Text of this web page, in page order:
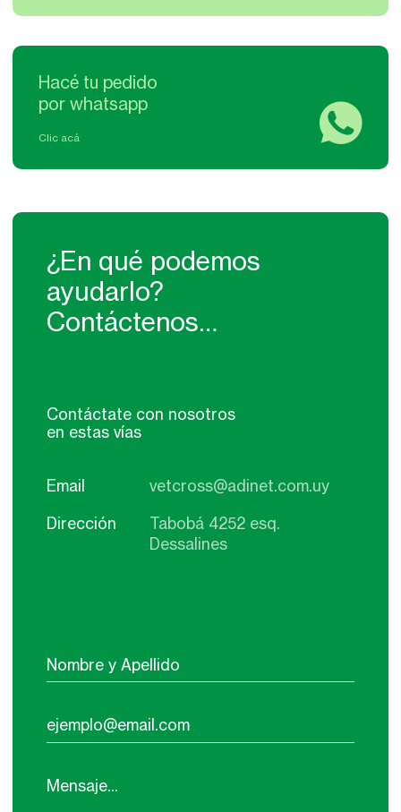
Hacé tu pedido
por whatsapp
Clic acá
¿En qué podemos
ayudarlo?
Contáctenos…
Contáctate con nosotros
en estas vías
Email
Dirección
Tabobá 4252 esq.
Dessalines